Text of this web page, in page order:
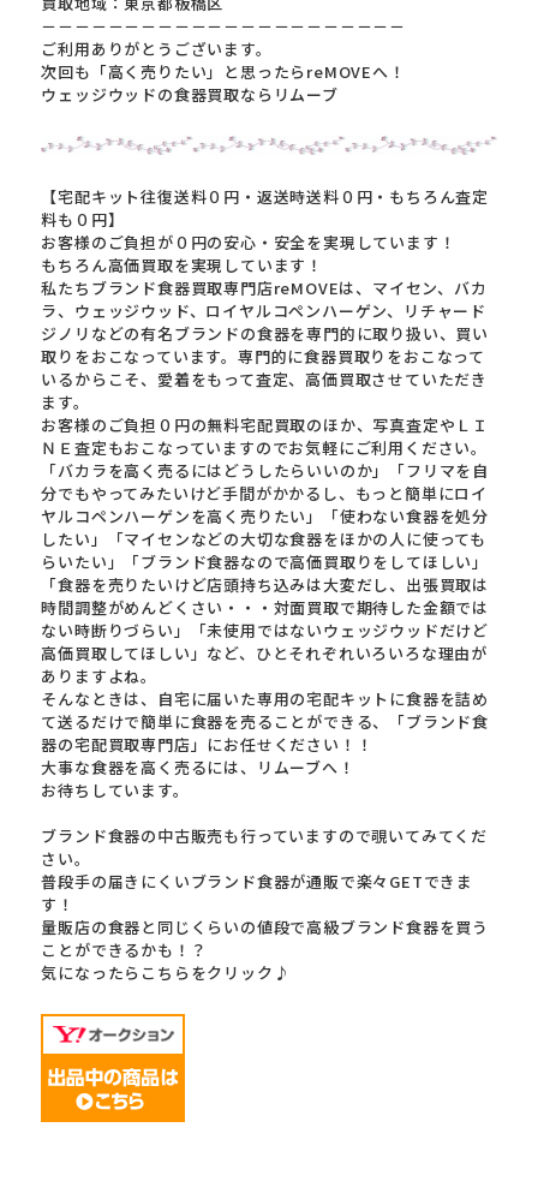
－－－－－－－－－－－－－－－－－－－－－－
ご利用ありがとうございます。
次回も「高く売りたい」と思ったらreMOVEへ！
ウェッジウッドの食器買取ならリムーブ
【宅配キット往復送料０円・返送時送料０円・もちろん査定
料も０円】
お客様のご負担が０円の安心・安全を実現しています！
もちろん高価買取を実現しています！
私たちブランド食器買取専門店reMOVEは、マイセン、バカ
ラ、ウェッジウッド、ロイヤルコペンハーゲン、リチャード
ジノリなどの有名ブランドの食器を専門的に取り扱い、買い
取りをおこなっています。専門的に食器買取りをおこなって
いるからこそ、愛着をもって査定、高価買取させていただき
ます。
お客様のご負担０円の無料宅配買取のほか、写真査定やＬＩ
ＮＥ査定もおこなっていますのでお気軽にご利用ください。
「バカラを高く売るにはどうしたらいいのか」「フリマを自
分でもやってみたいけど手間がかかるし、もっと簡単にロイ
ヤルコペンハーゲンを高く売りたい」「使わない食器を処分
したい」「マイセンなどの大切な食器をほかの人に使っても
らいたい」「ブランド食器なので高価買取りをしてほしい」
「食器を売りたいけど店頭持ち込みは大変だし、出張買取は
時間調整がめんどくさい・・・対面買取で期待した金額では
ない時断りづらい」「未使用ではないウェッジウッドだけど
高価買取してほしい」など、ひとそれぞれいろいろな理由が
ありますよね。
そんなときは、自宅に届いた専用の宅配キットに食器を詰め
て送るだけで簡単に食器を売ることができる、「ブランド食
器の宅配買取専門店」にお任せください！！
大事な食器を高く売るには、リムーブへ！
お待ちしています。
ブランド食器の中古販売も行っていますので覗いてみてくだ
さい。
普段手の届きにくいブランド食器が通販で楽々GETできま
す！
量販店の食器と同じくらいの値段で高級ブランド食器を買う
ことができるかも！？
気になったらこちらをクリック♪